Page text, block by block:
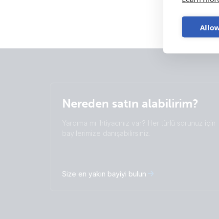
Nereden satın alabilirim?
Yardıma mı ihtiyacınız var? Her türlü sorunuz için
bayilerimize danışabilirsiniz.
Size en yakın bayiyi bulun